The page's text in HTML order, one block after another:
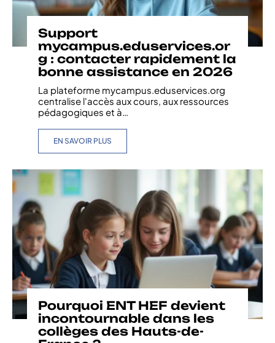
Support
mycampus.eduservices.or
g : contacter rapidement la
bonne assistance en 2026
La plateforme mycampus.eduservices.org
centralise l'accès aux cours, aux ressources
pédagogiques et à
EN SAVOIR PLUS
Pourquoi ENT HEF devient
incontournable dans les
collèges des Hauts-de-